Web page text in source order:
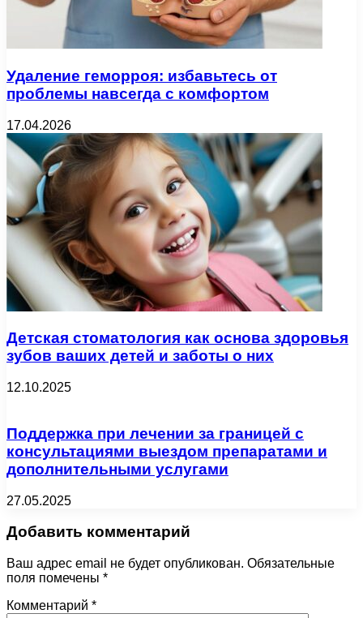
Удаление геморроя: избавьтесь от
проблемы навсегда с комфортом
17.04.2026
Детская стоматология как основа здоровья
зубов ваших детей и заботы о них
12.10.2025
Поддержка при лечении за границей с
консультациями выездом препаратами и
дополнительными услугами
27.05.2025
Добавить комментарий
Ваш адрес email не будет опубликован. Обязательные
поля помечены *
Комментарий *